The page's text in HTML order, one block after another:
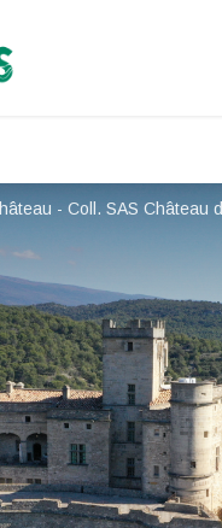
- Coll. SAS Château